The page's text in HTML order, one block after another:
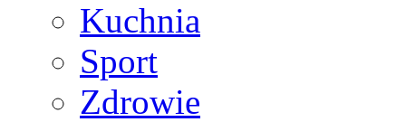
Kuchnia
Sport
Zdrowie